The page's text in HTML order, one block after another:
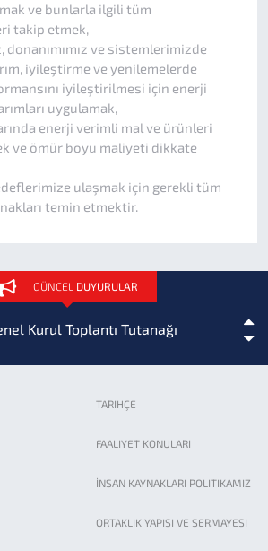
ve bunlarla ilgili tüm
takip etmek,
donanımımız ve sistemlerimizde
iyileştirme ve yenilemelerde
iyileştirilmesi için enerji
uygulamak,
enerji verimli mal ve ürünleri
ve ömür boyu maliyeti dikkate
ulaşmak için gerekli tüm
temin etmektir.
GÜNCEL DUYURULAR
Kurul Toplantı Tutanağı
Fiyat Rayiçleri TÜİK...
Stratejik Planı yayınlanmıştır.
TARIHÇE
FAALIYET KONULARI
İNSAN KAYNAKLARI POLITIKAMIZ
ORTAKLIK YAPISI VE SERMAYESI